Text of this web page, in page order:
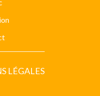
LÉGALES